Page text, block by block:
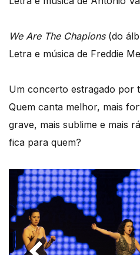
We Are The Chapions(do
Letra e música de Freddie
Um concerto estragado por
Quem canta melhor, mais
grave, mais sublime e mais
fica para quem?